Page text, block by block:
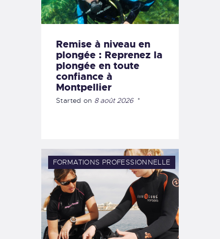
Remise à niveau en
plongée : Reprenez la
plongée en toute
confiance à
Montpellier
Started on 8 août 2026
FORMATIONS PROFESSIONNELLE